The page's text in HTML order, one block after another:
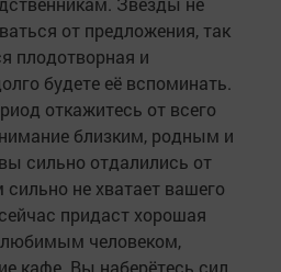
от предложения, так
плодотворная и
будете её вспоминать.
откажитесь от всего
близким, родным и
сильно отдалились от
не хватает вашего
придаст хорошая
любимым человеком,
кафе. Вы наберётесь сил,